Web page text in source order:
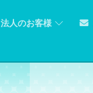
法人のお客様